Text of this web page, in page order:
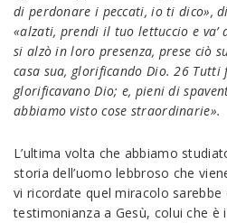
di perdonare i peccati, io ti dico»,
«alzati, prendi il tuo lettuccio e va’
si alzò in loro presenza, prese ciò
casa sua, glorificando Dio. 26
glorificavano Dio; e, pieni di
abbiamo visto cose straordinarie».
L’ultima volta che abbiamo
storia dell’uomo lebbroso che
vi ricordate quel miracolo sarebbe
testimonianza a Gesù, colui che è